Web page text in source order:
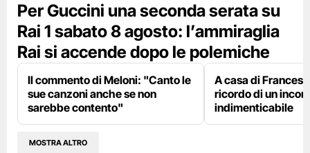
Per Guccini una seconda serata su
Rai 1 sabato 8 agosto: l’ammiraglia
Rai si accende dopo le polemiche
Il commento di Meloni: "Canto le
sue canzoni anche se non
sarebbe contento"
A casa di
ricordo di un
indimenticabile
MOSTRA ALTRO